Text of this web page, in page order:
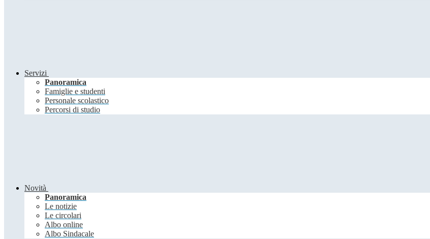
Servizi
Panoramica
Famiglie e studenti
Personale scolastico
Percorsi di studio
Novità
Panoramica
Le notizie
Le circolari
Albo online
Albo Sindacale